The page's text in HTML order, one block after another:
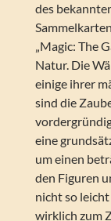
des
„Magic: The
Natur. Die
einige ihrer
sind die
eine
um einen
den Figuren
nicht so
wirklich zum